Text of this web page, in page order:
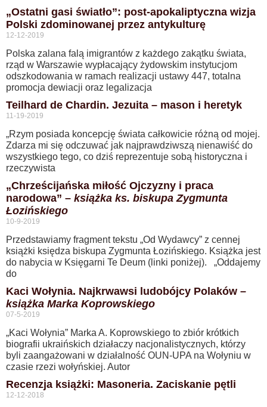
„Ostatni gasi światło”: post-apokaliptyczna wizja
Polski zdominowanej przez antykulturę
12-12-2019
Polska zalana falą imigrantów z każdego zakątku świata,
rząd w Warszawie wypłacający żydowskim instytucjom
odszkodowania w ramach realizacji ustawy 447, totalna
promocja dewiacji oraz legalizacja
Teilhard de Chardin. Jezuita – mason i heretyk
11-19-2019
„Rzym posiada koncepcję świata całkowicie różną od mojej.
Zdarza mi się odczuwać jak najprawdziwszą nienawiść do
wszystkiego tego, co dziś reprezentuje sobą historyczna i
rzeczywista
„Chrześcijańska miłość Ojczyzny i praca
narodowa” – książka ks. biskupa Zygmunta
Łozińskiego
10-9-2019
Przedstawiamy fragment tekstu „Od Wydawcy” z cennej
książki księdza biskupa Zygmunta Łozińskiego. Książka jest
do nabycia w Księgarni Te Deum (linki poniżej). „Oddajemy
do
Kaci Wołynia. Najkrwawsi ludobójcy Polaków –
książka Marka Koprowskiego
07-5-2019
„Kaci Wołynia” Marka A. Koprowskiego to zbiór krótkich
biografii ukraińskich działaczy nacjonalistycznych, którzy
byli zaangażowani w działalność OUN-UPA na Wołyniu w
czasie rzezi wołyńskiej. Autor
Recenzja książki: Masoneria. Zaciskanie pętli
12-12-2018